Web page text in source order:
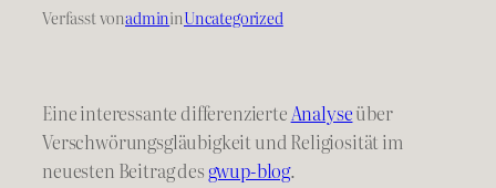
Verfasst vonadmininUncategorized
Eine interessante differenzierte Analyseüber
Verschwörungsgläubigkeit und Religiosität im
neuesten Beitrag des gwup-blog.